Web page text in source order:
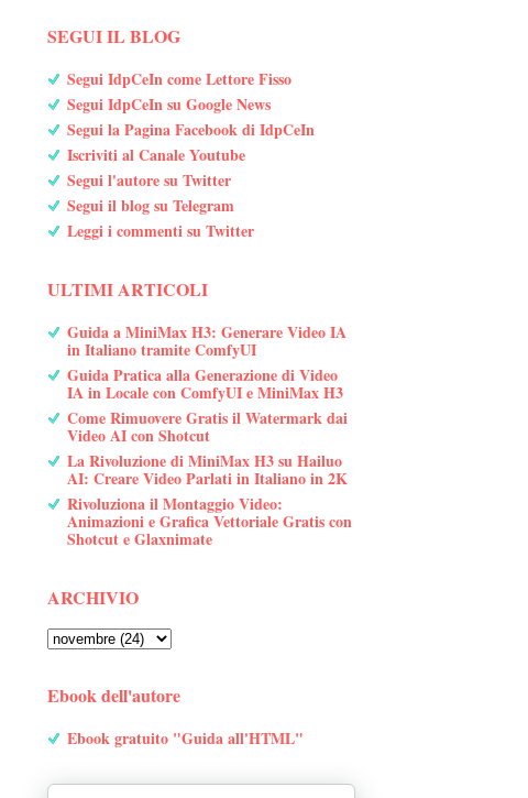
SEGUI IL BLOG
Segui IdpCeIn come Lettore Fisso
Segui IdpCeIn su Google News
Segui la Pagina Facebook di IdpCeIn
Iscriviti al Canale Youtube
Segui l'autore su Twitter
Segui il blog su Telegram
Leggi i commenti su Twitter
ULTIMI ARTICOLI
Guida a MiniMax H3: Generare Video IA
in Italiano tramite ComfyUI
Guida Pratica alla Generazione di Video
IA in Locale con ComfyUI e MiniMax H3
Come Rimuovere Gratis il Watermark dai
Video AI con Shotcut
La Rivoluzione di MiniMax H3 su Hailuo
AI: Creare Video Parlati in Italiano in 2K
Rivoluziona il Montaggio Video:
Animazioni e Grafica Vettoriale Gratis con
Shotcut e Glaxnimate
ARCHIVIO
Ebook dell'autore
Ebook gratuito "Guida all'HTML"